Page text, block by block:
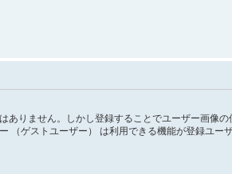
りません。しかし登録することでユーザー画像
ゲストユーザー） は利用できる機能が登録ユー